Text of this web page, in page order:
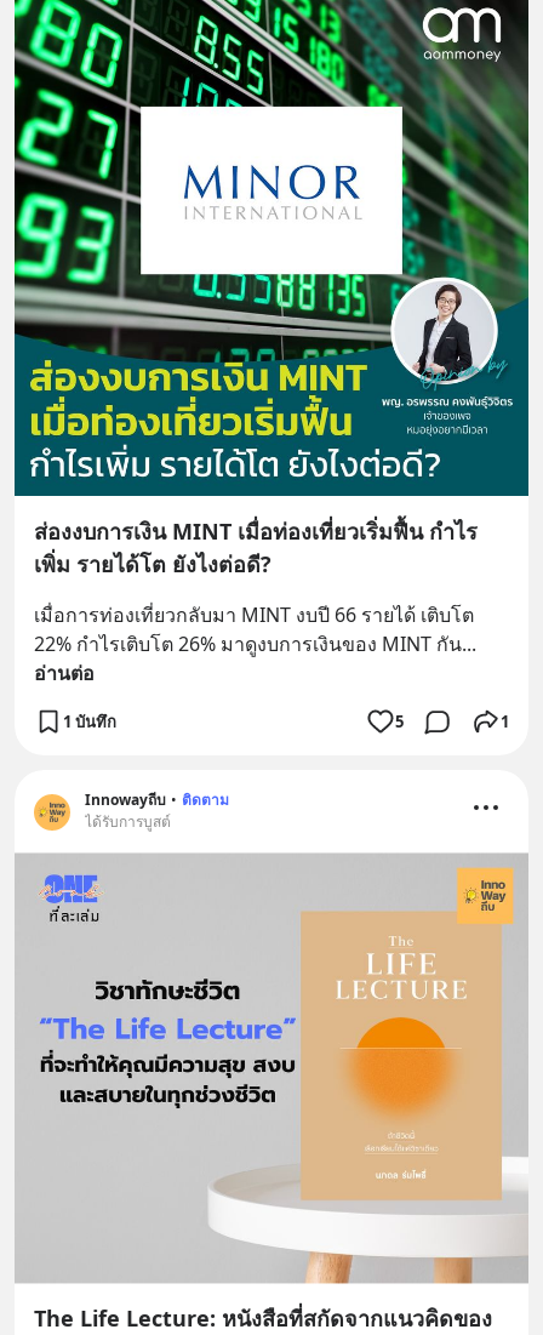
ส่องงบการเงิน MINT เมื่อท่องเที่ยวเริ่มฟื้น กำไร
เพิ่ม รายได้โต ยังไงต่อดี?
เมื่อการท่องเที่ยวกลับมา MINT งบปี 66 รายได้ เติบโต
22% กำไรเติบโต 26% มาดูงบการเงินของ MINT กัน
อ่านต่อ
1 บันทึก 5 1
Innowayถีบ • ติดตาม
ได้รับการบูสต์
The Life Lecture: หนังสือที่สกัดจากแนวคิดของ